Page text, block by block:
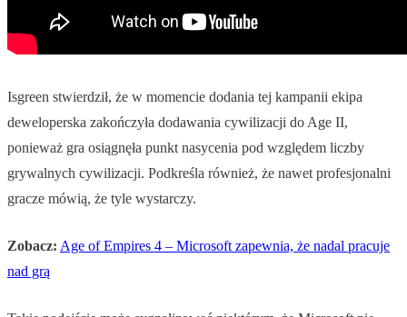
Isgreen stwierdził, że w momencie dodania tej kampanii ekipa
deweloperska zakończyła dodawania cywilizacji do Age II,
ponieważ gra osiągnęła punkt nasycenia pod względem liczby
grywalnych cywilizacji. Podkreśla również, że nawet profesjonalni
gracze mówią, że tyle wystarczy.
Zobacz: Age of Empires 4 – Microsoft zapewnia, że nadal pracuje
nad grą